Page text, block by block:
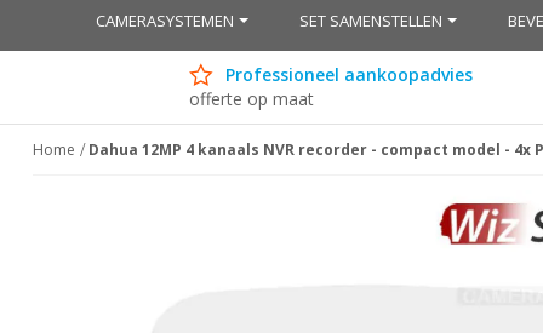
CAMERASYSTEMEN SET SAMENSTELLEN
Professioneel aankoopadvies
offerte op maat
Home Dahua 12MP 4 kanaals NVR recorder - compact model - 4x